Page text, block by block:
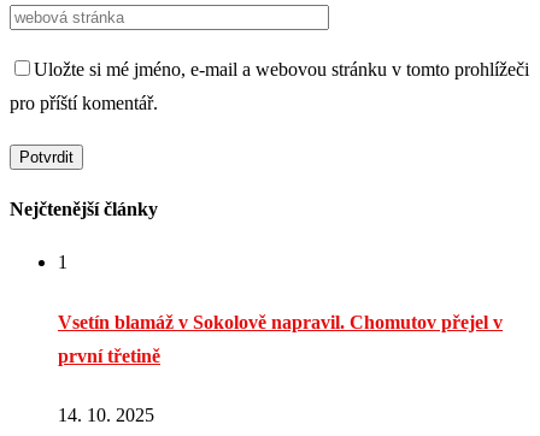
Uložte si mé jméno, e-mail a webovou stránku v tomto prohlížeči
pro příští komentář.
Nejčtenější články
1
Vsetín blamáž v Sokolově napravil. Chomutov přejel v
první třetině
14. 10. 2025